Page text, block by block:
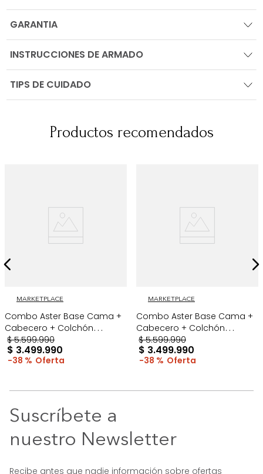
GARANTIA
INSTRUCCIONES DE ARMADO
TIPS DE CUIDADO
Productos recomendados
MARKETPLACE
Combo Aster Base Cama +
Cabecero + Colchón
ExtraDoble Gris/Madera
$ 5.599.990
$ 3.499.990
38 %
MARKETPLACE
Combo Aster Base Cama +
Cabecero + Colchón
ExtraDoble Taupe/Cromo
$ 5.599.990
$ 3.499.990
38 %
Suscríbete a
nuestro Newsletter
Recibe antes que nadie información sobre ofertas